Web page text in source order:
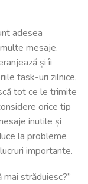
adesea
mesaje.
și îi
task-uri zilnice,
tot ce le trimite
orice tip
inutile și
la probleme
importante.
mai străduiesc?”